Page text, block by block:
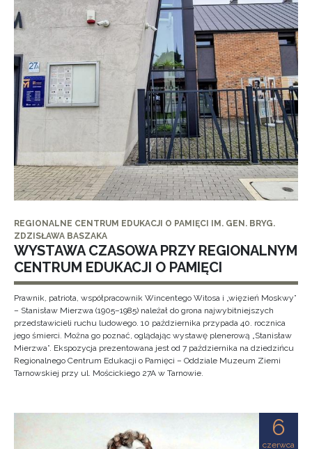
REGIONALNE CENTRUM EDUKACJI O PAMIĘCI IM. GEN. BRYG.
ZDZISŁAWA BASZAKA
WYSTAWA CZASOWA PRZY REGIONALNYM
CENTRUM EDUKACJI O PAMIĘCI
Prawnik, patriota, współpracownik Wincentego Witosa i „więzień Moskwy”
– Stanisław Mierzwa (1905–1985) należał do grona najwybitniejszych
przedstawicieli ruchu ludowego. 10 października przypada 40. rocznica
jego śmierci. Można go poznać, oglądając wystawę plenerową „Stanisław
Mierzwa”. Ekspozycja prezentowana jest od 7 października na dziedzińcu
Regionalnego Centrum Edukacji o Pamięci – Oddziale Muzeum Ziemi
Tarnowskiej przy ul. Mościckiego 27A w Tarnowie.
6
czerwca